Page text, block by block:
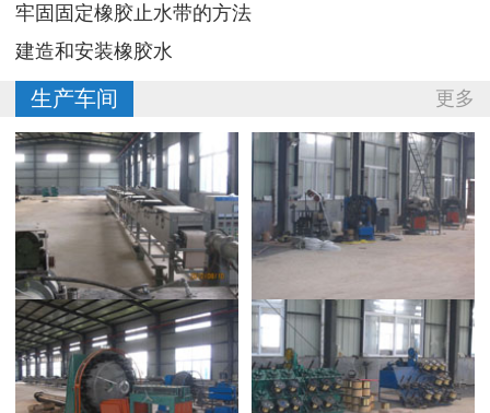
牢固固定橡胶止水带的方法
建造和安装橡胶水
更多
生产车间